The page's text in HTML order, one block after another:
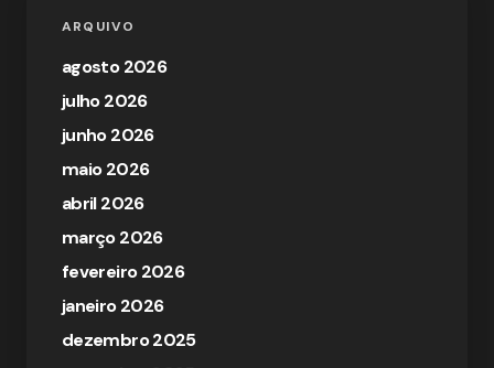
ARQUIVO
agosto 2026
julho 2026
junho 2026
maio 2026
abril 2026
março 2026
fevereiro 2026
janeiro 2026
dezembro 2025